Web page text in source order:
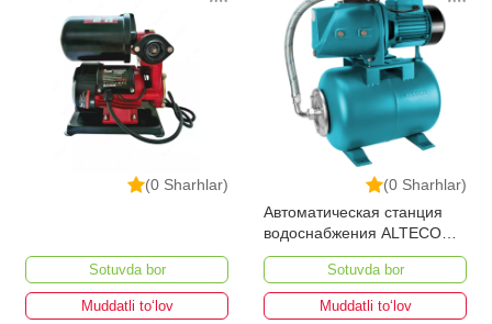
(0 Sharhlar)
Sotuvda bor
Muddatli to‘lov
(0 Sharhlar)
Автоматическая станция
водоснабжения ALTECO
АВН 900
Sotuvda bor
Muddatli to‘lov